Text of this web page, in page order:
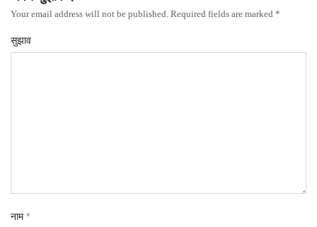
Your email address will not be published. Required fields are marked *
सुझाव
नाम*